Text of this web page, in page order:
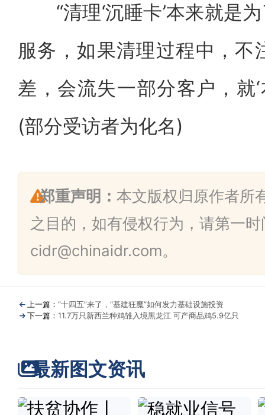
“清理‘沉睡卡’本来就是
服务，如果清理过程中，
差，会流失一部分客户，就
(部分受访者为化名)
郑重声明： 本文版权归原作者所
之目的，如有侵权行为，请第一
cidr@chinaidr.com。
上一篇： “十四五”来了，“基建狂魔”如何发力基础设施投资
下一篇： 11.7万只新西兰种鸡雏入境黑龙江 可产商品鸡5.9亿只
最新图文资讯